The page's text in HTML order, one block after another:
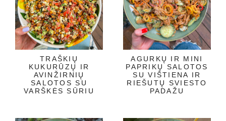
TRAŠKIŲ
KUKURŪZŲ IR
AVINŽIRNIŲ
SALOTOS SU
VARŠKĖS SŪRIU
AGURKŲ IR MINI
PAPRIKŲ SALOTOS
SU VIŠTIENA IR
RIEŠUTŲ SVIESTO
PADAŽU